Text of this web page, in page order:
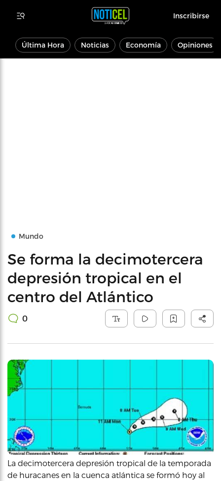
Inscribirse
Última Hora Noticias Economía Opiniones
Mundo
Se forma la decimotercera
depresión tropical en el
centro del Atlántico
0
La decimotercera depresión tropical de la temporada
de huracanes en la cuenca atlántica se formó hoy al